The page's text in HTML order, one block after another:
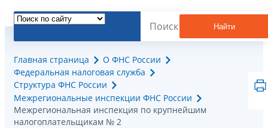
Найти
Главная страница
О ФНС России
Федеральная налоговая служба
Структура ФНС России
Межрегиональные инспекции ФНС России
Межрегиональная инспекция по крупнейшим
налогоплательщикам № 2